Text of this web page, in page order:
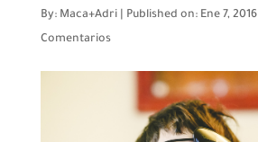
By: Maca+Adri Published on: Ene 7, 2016
Comentarios